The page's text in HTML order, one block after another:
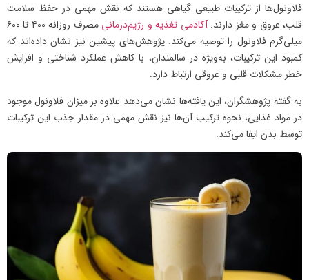
فلاونول‌ها از ترکیبات طبیعی گیاهی هستند که نقش مهمی در حفظ سلامت
قلب، عروق و مغز دارند.آکادمی تغذیه و رژیم‌درمانی
مصرف روزانه ۴۰۰ تا ۶۰۰
میلی‌گرم فلاونول را توصیه می‌کند. پژوهش‌های پیشین نیز نشان داده‌اند که
کمبود این ترکیبات، به‌ویژه در سالمندان، با کاهش عملکرد شناختی و افزایش
خطر مشکلات قلبی و عروقی ارتباط دارد.
به گفته پژوهشگران، این یافته‌ها نشان می‌دهد علاوه بر میزان فلاونول موجود
در مواد غذایی، نحوه ترکیب آن‌ها نیز نقش مهمی در مقدار جذب این ترکیبات
توسط بدن ایفا می‌کند.